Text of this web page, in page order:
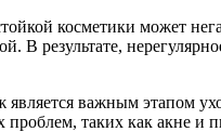
косметики может
В результате,
важным этапом
проблем, таких как акне и